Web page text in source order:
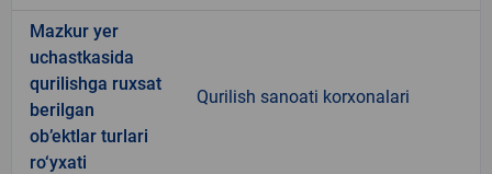
Mazkur yer
uchastkasida
qurilishga ruxsat
berilgan
ob’ektlar turlari
ro‘yxati
Qurilish sanoati korxonalari